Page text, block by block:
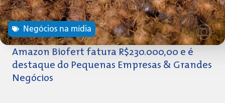
Negócios na mídia
Amazon Biofert fatura R$230.000,00 e é
destaque do Pequenas Empresas & Grandes
Negócios